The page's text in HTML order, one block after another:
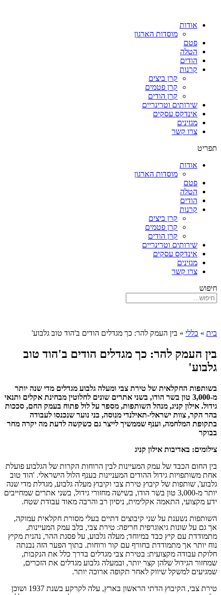
אודות
מוסדות הארגון
פטם
הטלה
הודים
קרנות
קרן ביצים
קרן פטמים
קרן הודים
שירותים וטרינריים
אינדקס עסקים
מגזינים
צרו קשר
תפריט
אודות
מוסדות הארגון
פטם
הטלה
הודים
קרנות
קרן ביצים
קרן פטמים
קרן הודים
שירותים וטרינריים
אינדקס עסקים
מגזינים
צרו קשר
חיפוש
בית » כללי » בין העמק להר: כך מגדלים הודים ב'הוד טוב גלבוע'
בין העמק להר: כך מגדלים הודים ב'הוד טוב
גלבוע'
בשותפות החקלאית של טירת צבי ומעלה גלבוע מגדלים מדי שנה יותר
מ-3,000 טון בשר הודו, בשני אתרים שונים לחלוטין מבחינת אקלים ותנאי
גידול. אילון קניג, מנהל השותפות, מספר על לול פתוח בעמק החם, סככות
בהר הקר, צוות ישראלי-תאילנדי מנוסה, בני נוער שנכנסו לעבודה
בתקופת המלחמה, וענף שממשיך לייצר גם כשקשה לדעת מה יקרה מחר
בבוקר
צילומים: באדיבות אילון קניג
בין החום הכבד של עמק המעיינות לבין הרוחות הקרות של הגלבוע פועלת
אחת משותפויות גידול ההודים המעניינות בענף הלול הישראלי. 'הוד טוב
גלבוע', שותפות של קיבוץ טירת צבי וקיבוץ מעלה גלבוע, מגדלת מדי שנה
יותר מ-3,000 טון בשר הודו, בשישה מחזורי גידול, בשני אתרים שמחייבים
ידע מקצועי, התאמה אקלימית, ניסיון רב והרבה מאוד עבודת שטח.
השותפות נשענת על שני קיבוצים דתיים בעלי מסורת חקלאית עמוקה,
אך גם על שונות גיאוגרפית חריפה: טירת צבי, בלב עמק המעיינות,
מתמודדת עם קיץ כבד במיוחד; מעלה גלבוע, על פסגת ההר, נהנית מקיץ
נוח יותר אך מתמודדת בחורף עם קור ורוחות. בתוך הפער הזה נבנתה
חלוקת עבודה מקצועית: בטירת צבי מגדלים בדרך כלל את הנקבות,
שמחזור הגידול שלהן קצר יותר, ובמעלה גלבוע מגדלים את הזכרים,
שמגיעים למשקל שיווק לאחר תקופה ארוכה יותר.
טירת צבי, הקיבוץ הדתי הראשון בארץ, עלה לקרקע בשנת 1937 ושוכן